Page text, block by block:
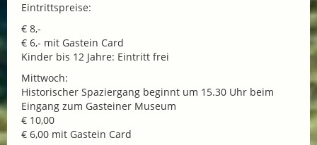
Eintrittspreise:
€ 8,-
€ 6,- mit Gastein Card
Kinder bis 12 Jahre: Eintritt frei
Mittwoch:
Historischer Spaziergang beginnt um 15.30 Uhr beim
Eingang zum Gasteiner Museum
€ 10,00
€ 6,00 mit Gastein Card